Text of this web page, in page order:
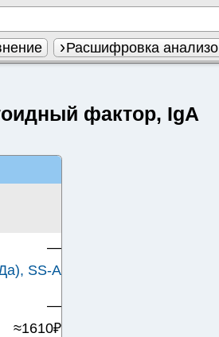
Расшифровка
фактор, IgA
—
SS-A
—
≈1610₽